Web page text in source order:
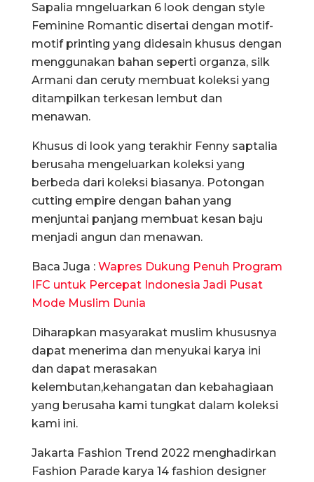
Sapalia mngeluarkan 6 look dengan style
Feminine Romantic disertai dengan motif-
motif printing yang didesain khusus dengan
menggunakan bahan seperti organza, silk
Armani dan ceruty membuat koleksi yang
ditampilkan terkesan lembut dan
menawan.
Khusus di look yang terakhir Fenny saptalia
berusaha mengeluarkan koleksi yang
berbeda dari koleksi biasanya. Potongan
cutting empire dengan bahan yang
menjuntai panjang membuat kesan baju
menjadi angun dan menawan.
Baca Juga : Wapres Dukung Penuh Program
IFC untuk Percepat Indonesia Jadi Pusat
Mode Muslim Dunia
Diharapkan masyarakat muslim khususnya
dapat menerima dan menyukai karya ini
dan dapat merasakan
kelembutan,kehangatan dan kebahagiaan
yang berusaha kami tungkat dalam koleksi
kami ini.
Jakarta Fashion Trend 2022 menghadirkan
Fashion Parade karya 14 fashion designer